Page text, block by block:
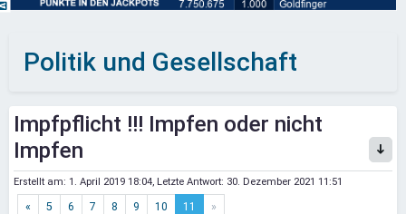
Politik und Gesellschaft
Impfpflicht !!! Impfen oder nicht
Impfen
Erstellt am: 1. April 2019 18:04, Letzte Antwort: 30. Dezember 2021 11:51
« 5 6 7 8 9 10 11 »